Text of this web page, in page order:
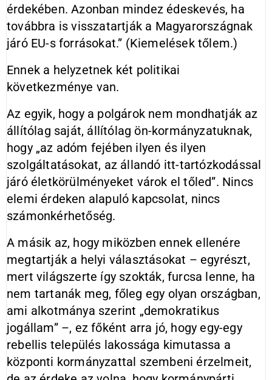
érdekében. Azonban mindez édeskevés, ha
továbbra is visszatartják a Magyarországnak
járó EU-s forrásokat.” (Kiemelések tőlem.)
Ennek a helyzetnek két politikai
következménye van.
Az egyik, hogy a polgárok nem mondhatják az
állítólag saját, állítólag ön-kormányzatuknak,
hogy „az adóm fejében ilyen és ilyen
szolgáltatásokat, az állandó itt-tartózkodással
járó életkörülményeket várok el tőled”. Nincs
elemi érdeken alapuló kapcsolat, nincs
számonkérhetőség.
A másik az, hogy miközben ennek ellenére
megtartják a helyi választásokat – egyrészt,
mert világszerte így szokták, furcsa lenne, ha
nem tartanák meg, főleg egy olyan országban,
ami alkotmánya szerint „demokratikus
jogállam” –, ez főként arra jó, hogy egy-egy
rebellis település lakossága kimutassa a
központi kormányzattal szembeni érzelmeit,